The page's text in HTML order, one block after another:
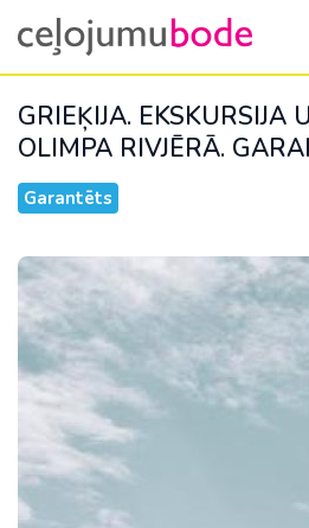
GRIEĶIJA. EKSKURSIJA
OLIMPA RIVJĒRĀ.
Garantēts